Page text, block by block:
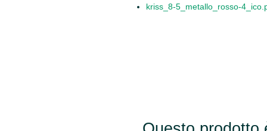
kriss_8-5_metallo_rosso-